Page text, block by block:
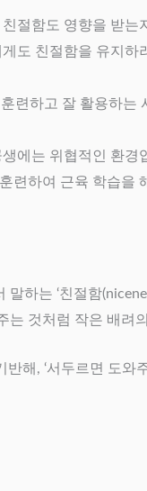
절함도 영향을 받는
도 친절함을 유지하
련하고 잘 활용하는
에는 위협적인 환경
련하여 근육 학습을
하는 ‘친절함
는 것처럼 작은 배려
, ‘서두르면 도와주